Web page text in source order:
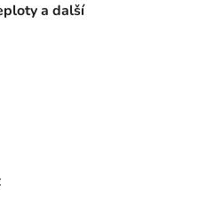
a další